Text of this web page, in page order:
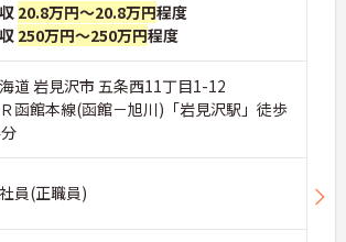
20.8万円～20.8万円程度
250万円～250万円程度
道 岩見沢市 五条西11丁目1-12
函館本線(函館－旭川)「岩見沢駅」徒歩
員(正職員)